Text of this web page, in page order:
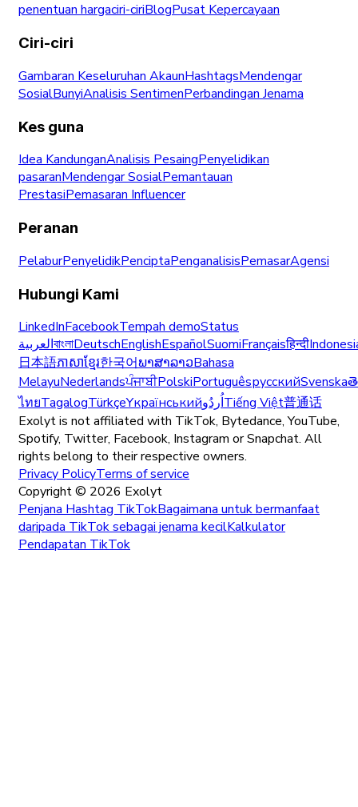
penentuan hargaciri-ciriBlogPusat Kepercayaan
Ciri-ciri
Gambaran Keseluruhan AkaunHashtagsMendengar
SosialBunyiAnalisis SentimenPerbandingan Jenama
Kes guna
Idea KandunganAnalisis PesaingPenyelidikan
pasaranMendengar SosialPemantauan
PrestasiPemasaran Influencer
Peranan
PelaburPenyelidikPenciptaPenganalisisPemasarAgensi
Hubungi Kami
LinkedInFacebookTempah demoStatus
العربيةবাংলাDeutschEnglishEspañolSuomiFrançaisहिन्दी
日本語ភាសាខ្មែរ한국어ພາສາລາວBahasa
MelayuNederlandsਪੰਜਾਬੀPolskiPortuguêsрусскийSvenska
ไทยTagalogTürkçeYкраїнськийاُردُوTiếng Việt普通话
Exolyt is not affiliated with TikTok, Bytedance, YouTube,
Spotify, Twitter, Facebook, Instagram or Snapchat. All
rights belong to their respective owners.
Privacy PolicyTerms of service
Copyright © 2026 Exolyt
Penjana Hashtag TikTokBagaimana untuk bermanfaat
daripada TikTok sebagai jenama kecilKalkulator
Pendapatan TikTok